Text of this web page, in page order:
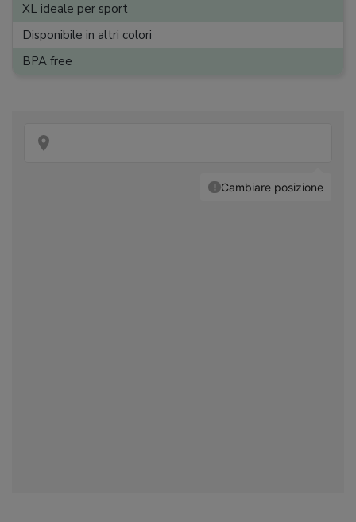
XL ideale per sport
Disponibile in altri colori
BPA free